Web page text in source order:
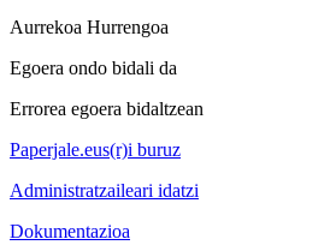
Aurrekoa Hurrengoa
Egoera ondo bidali da
Errorea egoera bidaltzean
Paperjale.eus(r)i buruz
Administratzaileari idatzi
Dokumentazioa